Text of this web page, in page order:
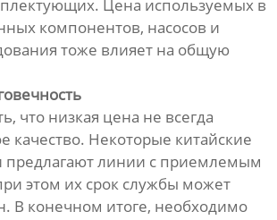
Цена используемых в
компонентов, насосов и
тоже влияет на общую
что низкая цена не всегда
качество. Некоторые китайские
предлагают линии с приемлемым
этом их срок службы может
В конечном итоге, необходимо